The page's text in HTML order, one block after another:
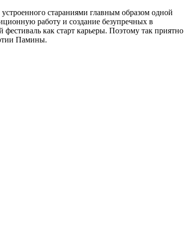
стараниями главным образом одной
работу и создание безупречных в
как старт карьеры. Поэтому так приятно
Памины.